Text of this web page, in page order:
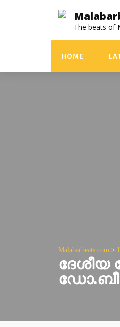
The beats of
HOME
Malabarbeats.com >